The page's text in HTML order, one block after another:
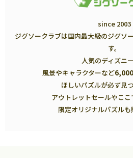
since 2003
ジグソークラブは国内最大級のジグソ
す。
人気のディズニ
風景やキャラクターなど
ほしいパズルが必ず見
アウトレットセールやこ
限定オリジナルパズルも